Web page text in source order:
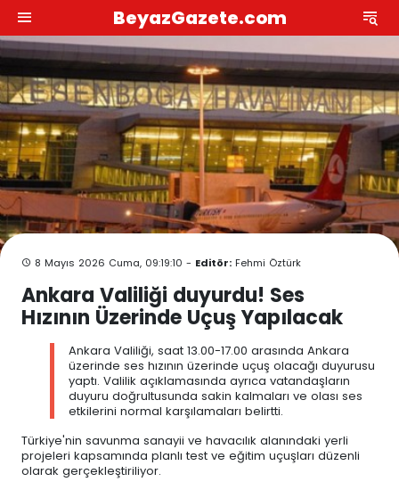
BeyazGazete.com
8 Mayıs 2026 Cuma, 09:19:10 - Editör: Fehmi Öztürk
Ankara Valiliği duyurdu! Ses
Hızının Üzerinde Uçuş Yapılacak
Ankara Valiliği, saat 13.00-17.00 arasında Ankara
üzerinde ses hızının üzerinde uçuş olacağı duyurusu
yaptı. Valilik açıklamasında ayrıca vatandaşların
duyuru doğrultusunda sakin kalmaları ve olası ses
etkilerini normal karşılamaları belirtti.
Türkiye'nin savunma sanayii ve havacılık alanındaki yerli
projeleri kapsamında planlı test ve eğitim uçuşları düzenli
olarak gerçekleştiriliyor.